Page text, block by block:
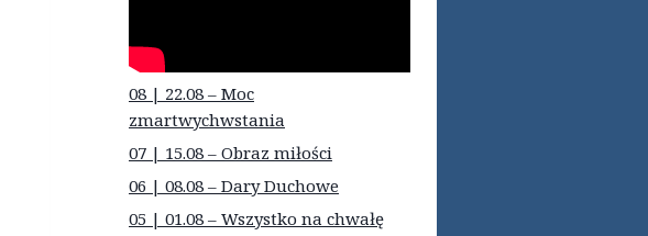
08 | 22.08 – Moc
zmartwychwstania
07 | 15.08 – Obraz miłości
06 | 08.08 – Dary Duchowe
05 | 01.08 – Wszystko na chwałę